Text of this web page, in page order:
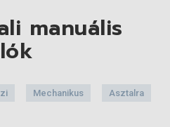
manuális
Mechanikus Asztalra